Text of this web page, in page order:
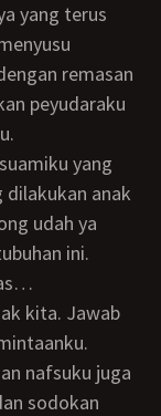
yang terus
remasan
peyudaraku
dilakukan anak
udah ya
ini.
sodokan